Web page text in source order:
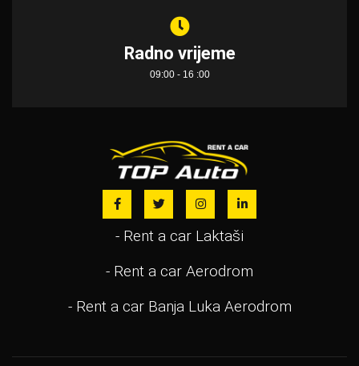
Radno vrijeme
09:00 - 16 :00
- Rent a car Laktaši
- Rent a car Aerodrom
- Rent a car Banja Luka Aerodrom